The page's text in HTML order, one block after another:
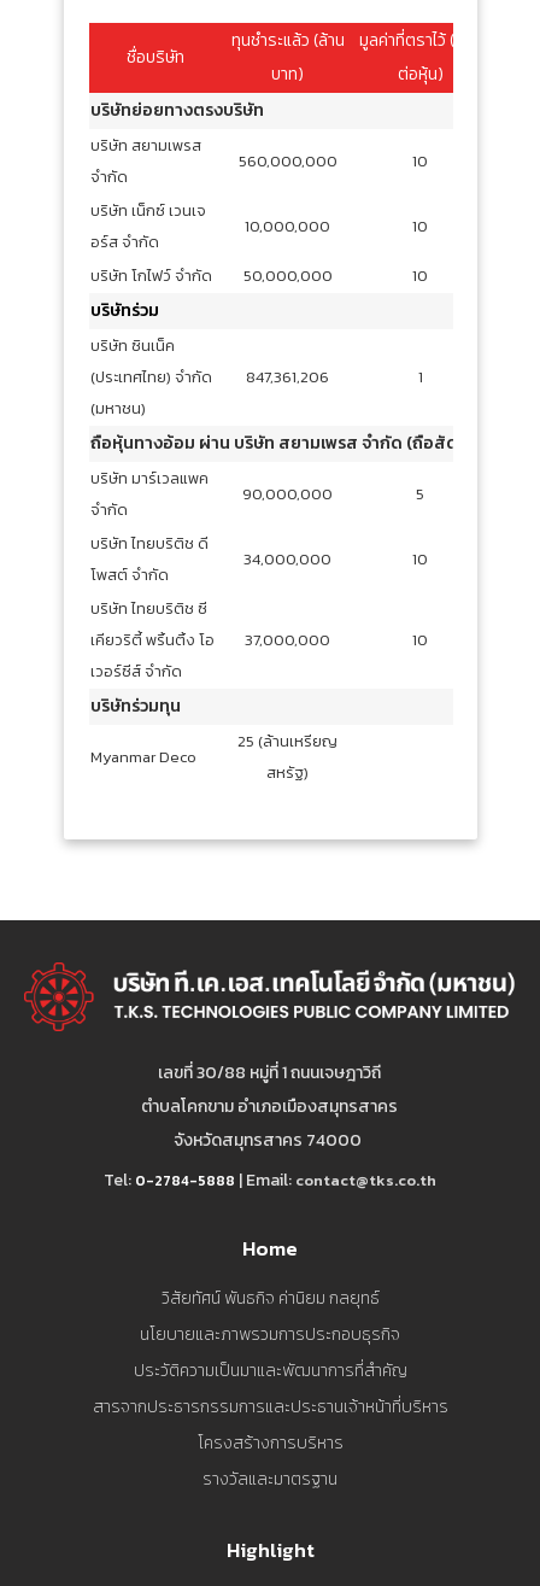
ชื่อบริษัท
ทุนชำระแล้ว (ล้าน
บาท)
มูลค่าที่ตราไว้ (บาท
ต่อหุ้น)
บริษัทย่อยทางตรงบริษัท
บริษัท สยามเพรส
จำกัด
560,000,000 10
บริษัท เน็กซ์ เวนเจ
อร์ส จำกัด
10,000,000 10
บริษัท โกไฟว์ จำกัด 50,000,000 10
บริษัทร่วม
บริษัท ซินเน็ค
(ประเทศไทย) จำกัด
(มหาชน)
847,361,206 1
ถือหุ้นทางอ้อม ผ่าน บริษัท สยามเพรส จำกัด (ถือสัดส่วน 100%)
บริษัท มาร์เวลแพค
จำกัด
90,000,000 5
บริษัท ไทยบริติช ดี
โพสต์ จำกัด
34,000,000 10
บริษัท ไทยบริติช ซี
เคียวริตี้ พริ้นติ้ง โอ
เวอร์ซีส์ จำกัด
37,000,000 10
บริษัทร่วมทุน
Myanmar Deco
25 (ล้านเหรียญ
สหรัฐ)
เลขที่ 30/88 หมู่ที่ 1 ถนนเจษฎาวิถี
ตำบลโคกขาม อำเภอเมืองสมุทรสาคร
จังหวัดสมุทรสาคร 74000
Tel: 0-2784-5888 | Email: contact@tks.co.th
Home
วิสัยทัศน์ พันธกิจ ค่านิยม กลยุทธ์
นโยบายและภาพรวมการประกอบธุรกิจ
ประวัติความเป็นมาและพัฒนาการที่สำคัญ
สารจากประธารกรรมการและประธานเจ้าหน้าที่บริหาร
โครงสร้างการบริหาร
รางวัลและมาตรฐาน
Highlight